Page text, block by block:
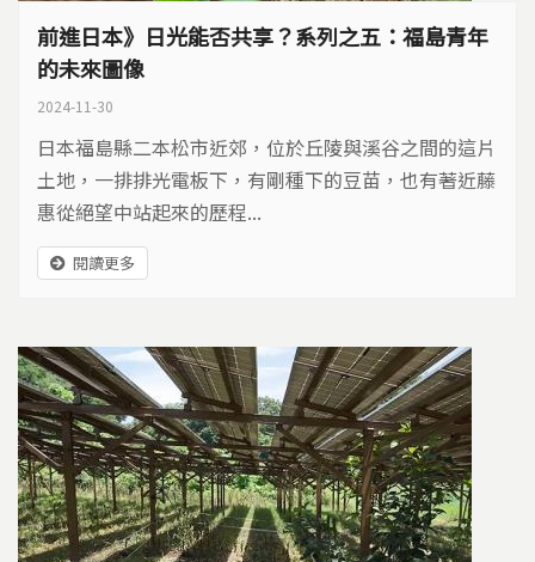
前進日本》日光能否共享？系列之五：福島青年
的未來圖像
2024-11-30
日本福島縣二本松市近郊，位於丘陵與溪谷之間的這片
土地，一排排光電板下，有剛種下的豆苗，也有著近藤
惠從絕望中站起來的歷程...
閱讀更多